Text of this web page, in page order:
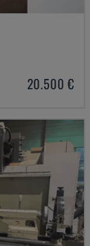
20.500 €